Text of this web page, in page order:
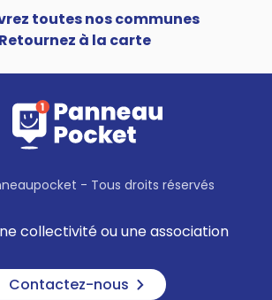
toutes nos communes
Retournez à la carte
- Tous droits réservés
collectivité ou une association
Contactez-nous